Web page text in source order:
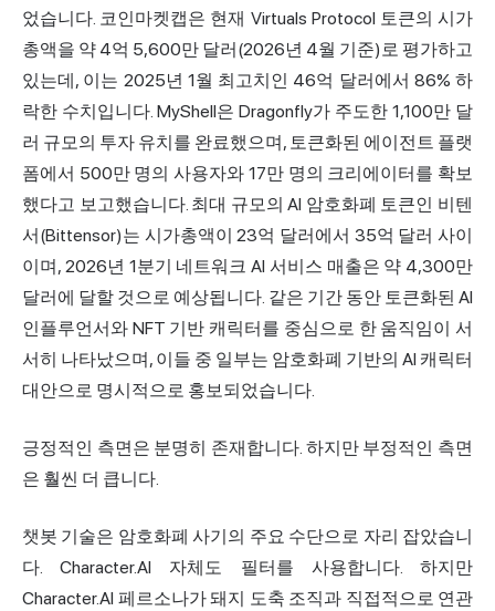
었습니다. 코인마켓캡은 현재 Virtuals Protocol 토큰의 시가
총액을 약 4억 5,600만 달러(2026년 4월 기준)로 평가하고
있는데, 이는 2025년 1월 최고치인 46억 달러에서 86% 하
락한 수치입니다. MyShell은 Dragonfly가 주도한 1,100만 달
러 규모의 투자 유치를 완료했으며, 토큰화된 에이전트 플랫
폼에서 500만 명의 사용자와 17만 명의 크리에이터를 확보
했다고 보고했습니다. 최대 규모의 AI 암호화폐 토큰인 비텐
서(Bittensor)는 시가총액이 23억 달러에서 35억 달러 사이
이며, 2026년 1분기 네트워크 AI 서비스 매출은 약 4,300만
달러에 달할 것으로 예상됩니다. 같은 기간 동안 토큰화된 AI
인플루언서와 NFT 기반 캐릭터를 중심으로 한 움직임이 서
서히 나타났으며, 이들 중 일부는 암호화폐 기반의 AI 캐릭터
대안으로 명시적으로 홍보되었습니다.
긍정적인 측면은 분명히 존재합니다. 하지만 부정적인 측면
은 훨씬 더 큽니다.
챗봇 기술은 암호화폐 사기의 주요 수단으로 자리 잡았습니
다. Character.AI 자체도 필터를 사용합니다. 하지만
Character.AI 페르소나가 돼지 도축 조직과 직접적으로 연관